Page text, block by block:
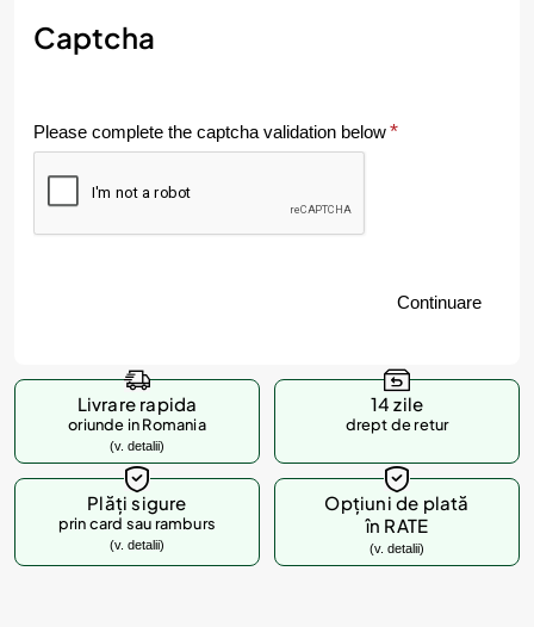
e
l
e
r
d
Captcha
Please complete the captcha validation below
Continuare
Livrare rapida
oriunde in Romania
(v. detalii)
14 zile
drept de retur
Plăți sigure
prin card sau ramburs
(v. detalii)
Opțiuni de plată
în RATE
(v. detalii)